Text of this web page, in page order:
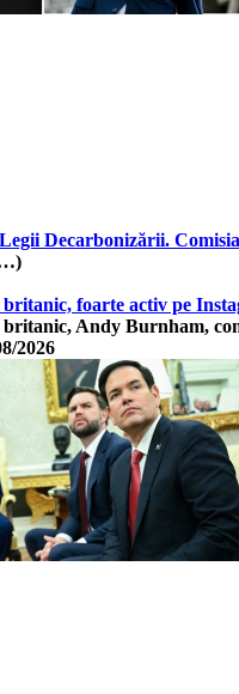
Decarbonizării.
foarte activ pe
Andy Burnham,
2026